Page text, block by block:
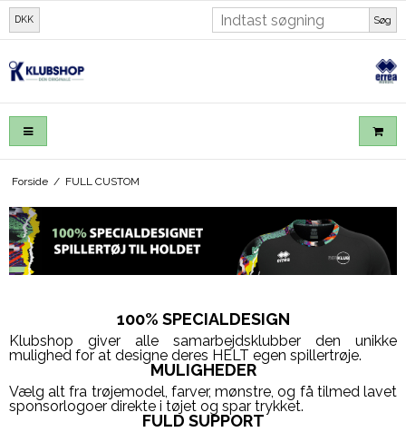
DKK Søg
Forside / FULL CUSTOM
100% SPECIALDESIGN
Klubshop giver alle samarbejdsklubber den unikke
mulighed for at designe deres HELT egen spillertrøje.
MULIGHEDER
Vælg alt fra trøjemodel, farver, mønstre, og få tilmed lavet
sponsorlogoer direkte i tøjet og spar trykket.
FULD SUPPORT